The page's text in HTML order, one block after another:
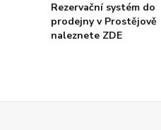
Rezervační systém do
prodejny v Prostějově
naleznete ZDE